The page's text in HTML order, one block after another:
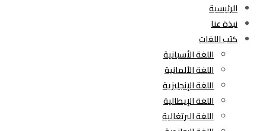
الرئيسية
نبذة عنا
كتب اللغات
اللغة الأسبانية
اللغة الألمانية
اللغة الإنجليزية
اللغة الإيطالية
اللغة البرتغالية